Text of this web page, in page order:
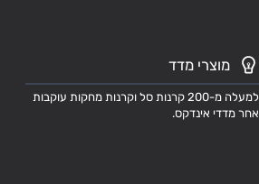
מוצרי מדד
למעלה מ-200 קרנות סל וקרנות מחקות עוקבות
אחר מדדי אינדקס.